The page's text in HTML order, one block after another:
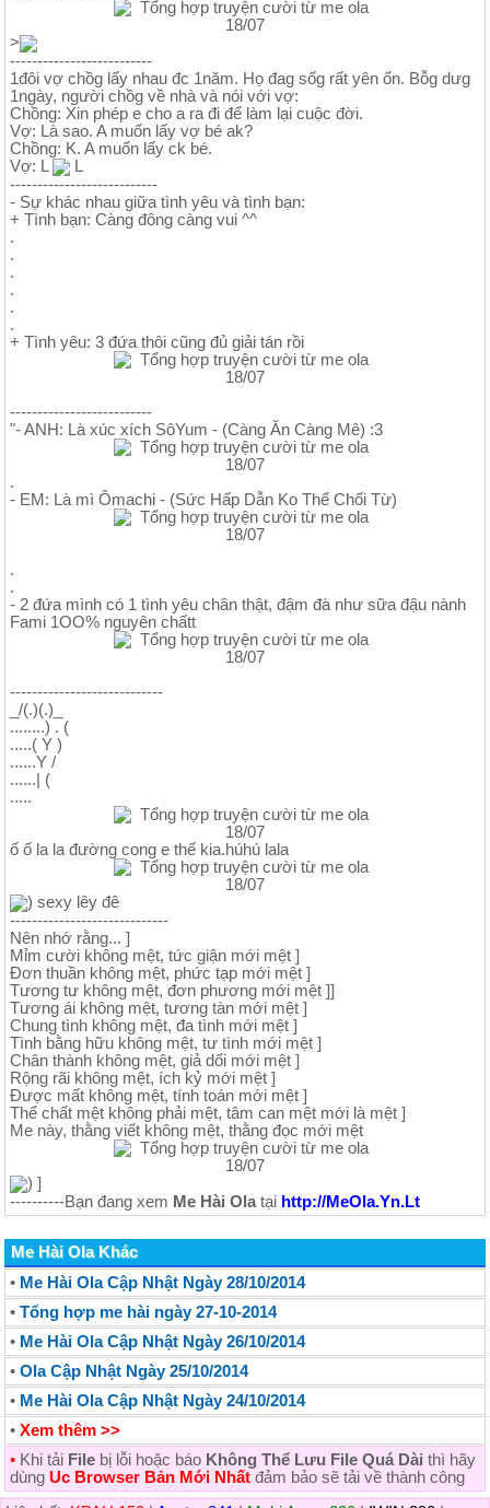
>
--------------------------
1đôi vợ chồg lấy nhau đc 1năm. Họ đag sốg rất yên ổn. Bỗg dưg
1ngày, người chồg về nhà và nói với vợ:
Chồng: Xin phép e cho a ra đi để làm lại cuộc đời.
Vợ: Là sao. A muốn lấy vợ bé ak?
Chồng: K. A muốn lấy ck bé.
Vợ: L
---------------------------
- Sự khác nhau giữa tình yêu và tình bạn:
+ Tình bạn: Càng đông càng vui ^^
.
.
.
.
.
.
+ Tình yêu: 3 đứa thôi cũng đủ giải tán rồi
--------------------------
"- ANH: Là xúc xích SôYum - (Càng Ăn Càng Mê) :3
.
- EM: Là mì Ômachi - (Sức Hấp Dẫn Ko Thể Chối Từ)
.
.
- 2 đứa mình có 1 tình yêu chân thật, đậm đà như sữa đậu nành
Fami 1OO% nguyên chấtt
----------------------------
_/(.)(.)_
........) . (
.....( Y )
......Y /
......| (
.....
ố ố la la đường cong e thế kia.húhú lala
) sexy lêy đê
-----------------------------
Nên nhớ rằng... ]
Mỉm cười không mệt, tức giận mới mệt ]
Đơn thuần không mệt, phức tạp mới mệt ]
Tương tư không mệt, đơn phương mới mệt ]]
Tương ái không mệt, tương tàn mới mệt ]
Chung tình không mệt, đa tình mới mệt ]
Tình bằng hữu không mệt, tư tình mới mệt ]
Chân thành không mệt, giả dối mới mệt ]
Rộng rãi không mệt, ích kỷ mới mệt ]
Được mất không mệt, tính toán mới mệt ]
Thể chất mệt không phải mệt, tâm can mệt mới là mệt ]
Me này, thằng viết không mệt, thằng đọc mới mệt
) ]
----------Bạn đang xem Me Hài Olatại http://MeOla.Yn.Lt
Me Hài Ola Khác
• Me Hài Ola Cập Nhật Ngày 28/10/2014
• Tổng hợp me hài ngày 27-10-2014
• Me Hài Ola Cập Nhật Ngày 26/10/2014
• Ola Cập Nhật Ngày 25/10/2014
• Me Hài Ola Cập Nhật Ngày 24/10/2014
• Xem thêm >>
• Khi tải File bị lỗi hoặc báo Không Thể Lưu File Quá Dài thì hãy
dùng Uc Browser Bản Mới Nhất đảm bảo sẽ tải về thành công